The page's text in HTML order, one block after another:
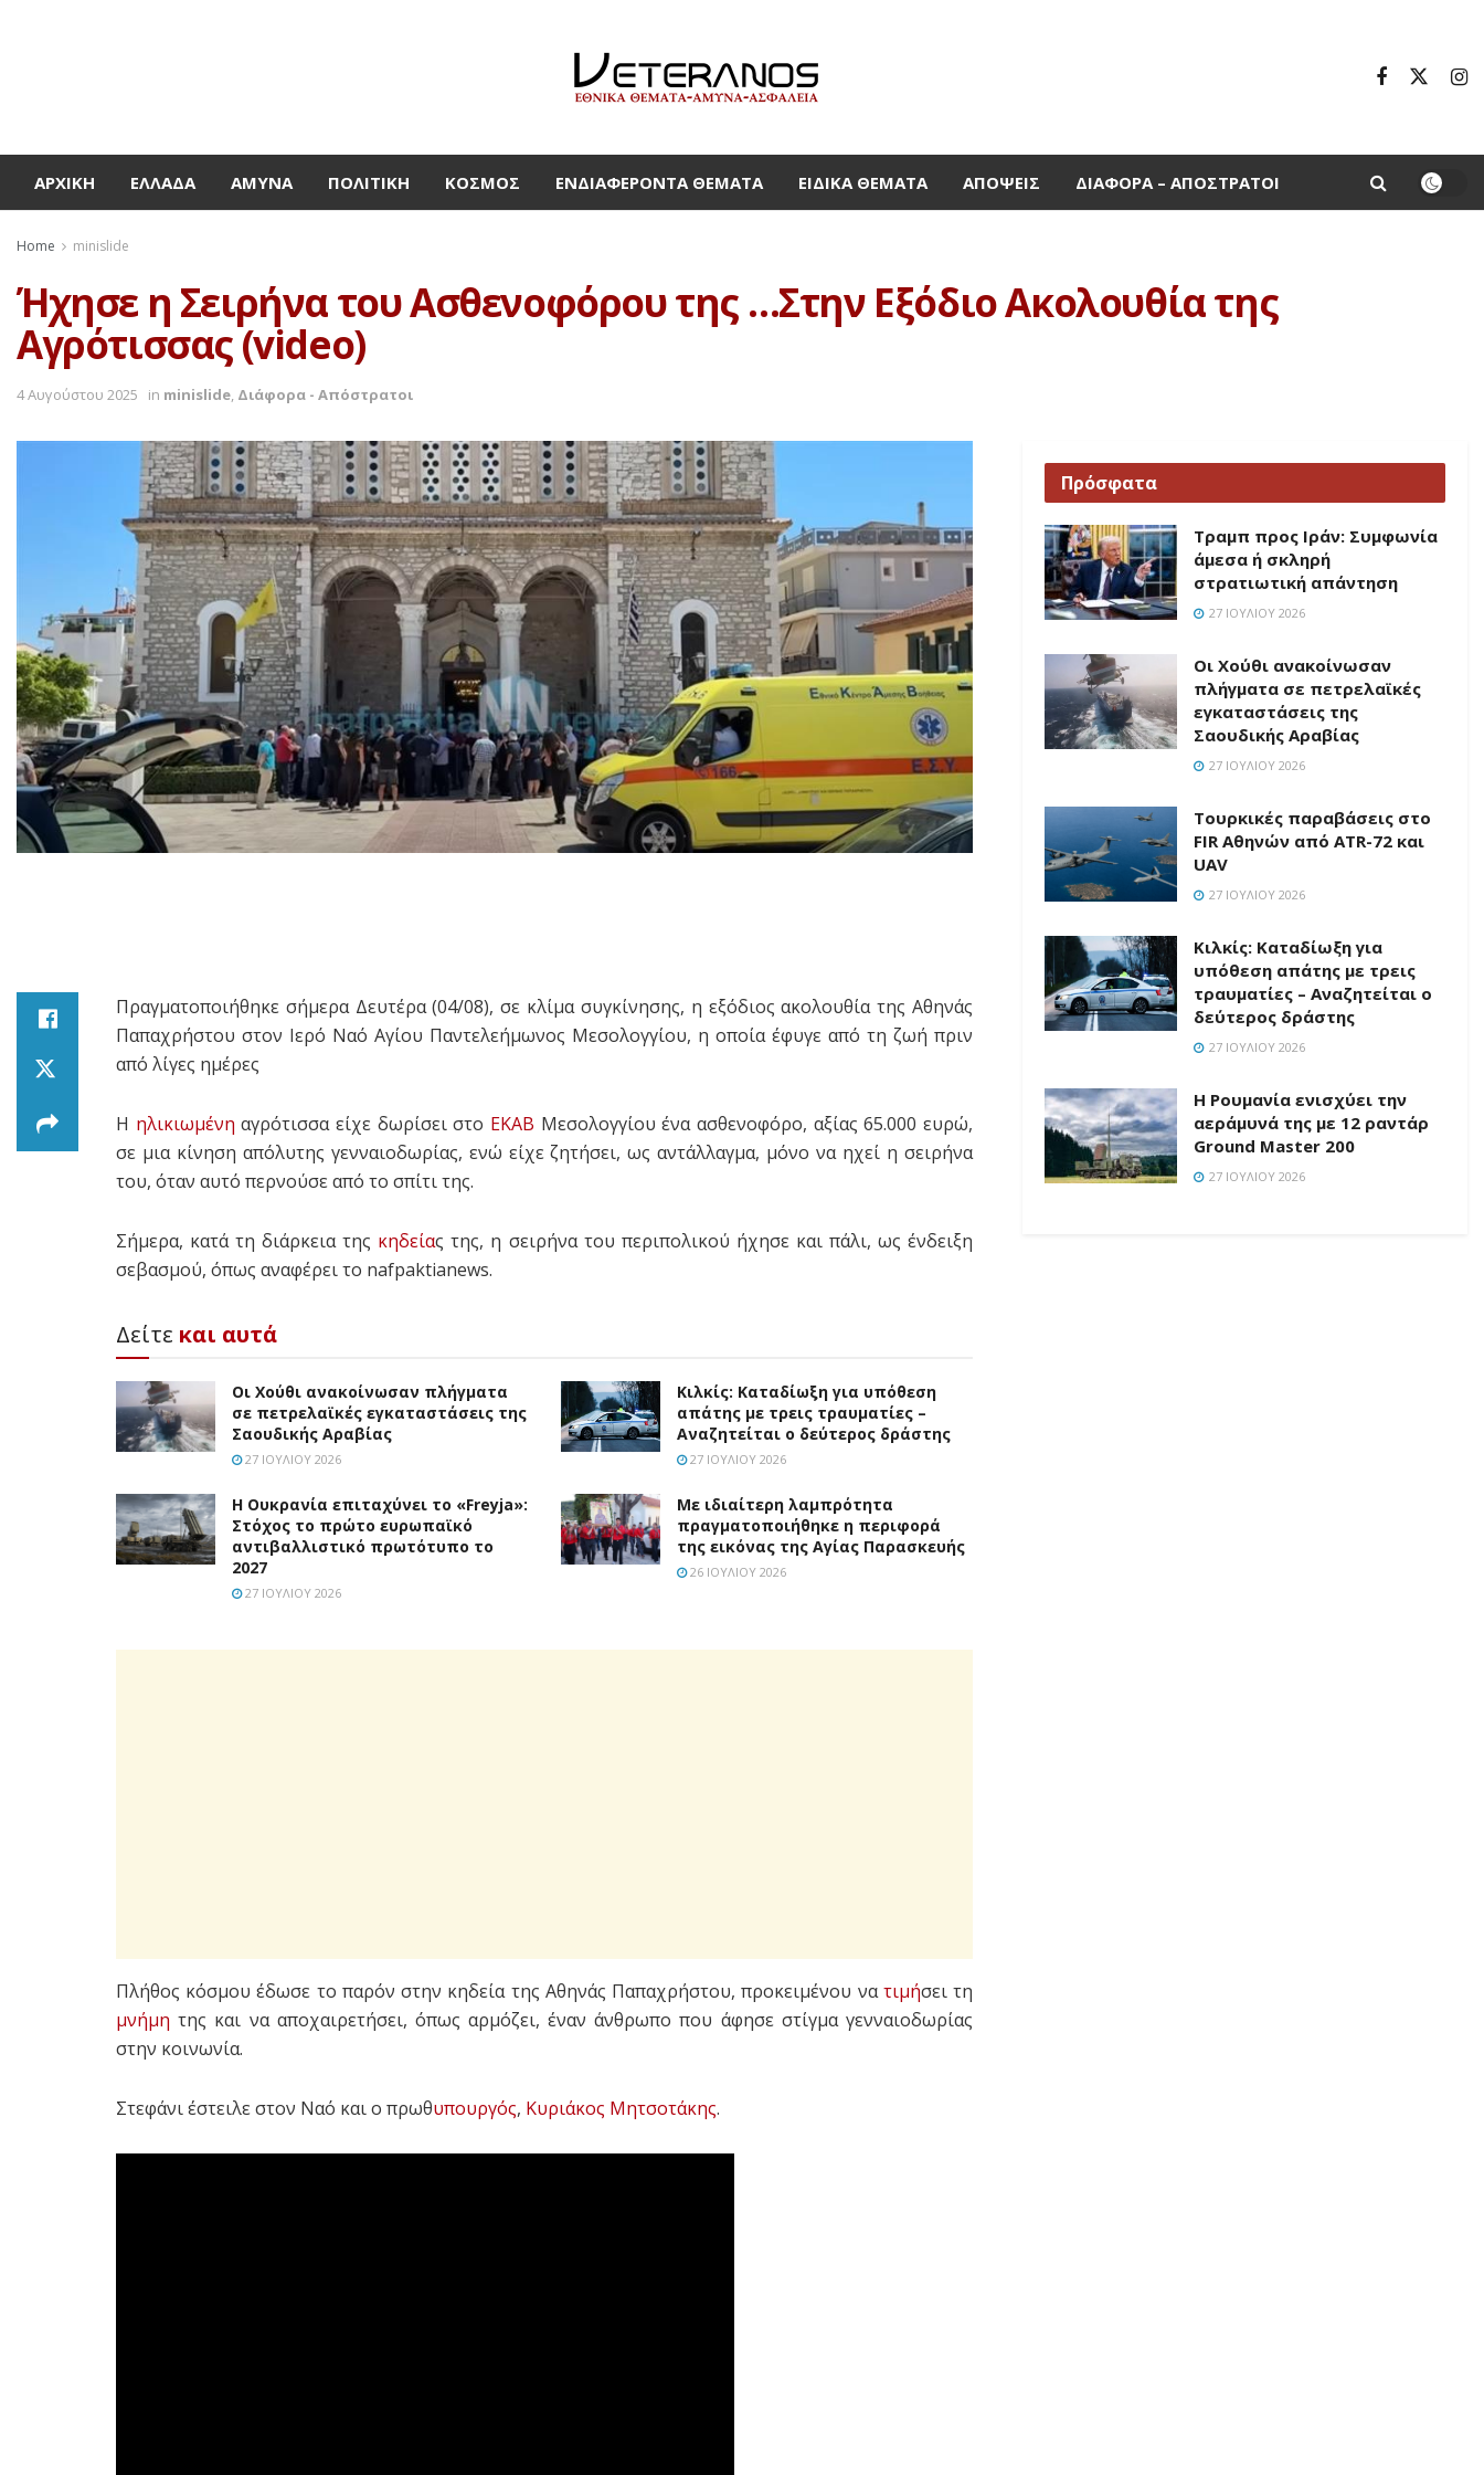
ΑΡΧΙΚΉ ΕΛΛΆΔΑ ΆΜΥΝΑ ΠΟΛΙΤΙΚΉ ΚΌΣΜΟΣ ΕΝΔΙΑΦΈΡΟΝΤΑ ΘΈΜΑΤΑ ΕΙΔΙΚΆ ΘΈΜΑΤΑ ΑΠΌΨΕΙΣ ΔΙΆΦΟΡΑ – ΑΠΌΣΤΡΑΤΟΙ
Home minislide
Ήχησε η Σειρήνα του Ασθενοφόρου της …Στην Εξόδιο Ακολουθία της
Αγρότισσας (video)
4 Αυγούστου 2025 in minislide, Διάφορα - Απόστρατοι
Πραγματοποιήθηκε σήμερα Δευτέρα (04/08), σε κλίμα συγκίνησης, η εξόδιος ακολουθία της Αθηνάς
Παπαχρήστου στον Ιερό Ναό Αγίου Παντελεήμωνος Μεσολογγίου, η οποία έφυγε από τη ζωή πριν
από λίγες ημέρες
Η ηλικιωμένη αγρότισσα είχε δωρίσει στο ΕΚΑΒ Μεσολογγίου ένα ασθενοφόρο, αξίας 65.000 ευρώ,
σε μια κίνηση απόλυτης γενναιοδωρίας, ενώ είχε ζητήσει, ως αντάλλαγμα, μόνο να ηχεί η σειρήνα
του, όταν αυτό περνούσε από το σπίτι της.
Σήμερα, κατά τη διάρκεια της κηδείας της, η σειρήνα του περιπολικού ήχησε και πάλι, ως ένδειξη
σεβασμού, όπως αναφέρει το nafpaktianews.
Δείτε και αυτά
Οι Χούθι ανακοίνωσαν πλήγματα
σε πετρελαϊκές εγκαταστάσεις της
Σαουδικής Αραβίας
27 ΙΟΥΛΊΟΥ 2026
Κιλκίς: Καταδίωξη για υπόθεση
απάτης με τρεις τραυματίες –
Αναζητείται ο δεύτερος δράστης
27 ΙΟΥΛΊΟΥ 2026
Η Ουκρανία επιταχύνει το «Freyja»:
Στόχος το πρώτο ευρωπαϊκό
αντιβαλλιστικό πρωτότυπο το
2027
27 ΙΟΥΛΊΟΥ 2026
Με ιδιαίτερη λαμπρότητα
πραγματοποιήθηκε η περιφορά
της εικόνας της Αγίας Παρασκευής
26 ΙΟΥΛΊΟΥ 2026
Πλήθος κόσμου έδωσε το παρόν στην κηδεία της Αθηνάς Παπαχρήστου, προκειμένου νατιμήσει τη
μνήμη της και να αποχαιρετήσει, όπως αρμόζει, έναν άνθρωπο που άφησε στίγμα γενναιοδωρίας
στην κοινωνία.
Στεφάνι έστειλε στον Ναό και ο πρωθυπουργός, Κυριάκος Μητσοτάκης.
Πρόσφατα
Τραμπ προς Ιράν: Συμφωνία
άμεσα ή σκληρή
στρατιωτική απάντηση
27 ΙΟΥΛΊΟΥ 2026
Οι Χούθι ανακοίνωσαν
πλήγματα σε πετρελαϊκές
εγκαταστάσεις της
Σαουδικής Αραβίας
27 ΙΟΥΛΊΟΥ 2026
Τουρκικές παραβάσεις στο
FIR Αθηνών από ATR-72 και
UAV
27 ΙΟΥΛΊΟΥ 2026
Κιλκίς: Καταδίωξη για
υπόθεση απάτης με τρεις
τραυματίες – Αναζητείται ο
δεύτερος δράστης
27 ΙΟΥΛΊΟΥ 2026
Η Ρουμανία ενισχύει την
αεράμυνά της με 12 ραντάρ
Ground Master 200
27 ΙΟΥΛΊΟΥ 2026